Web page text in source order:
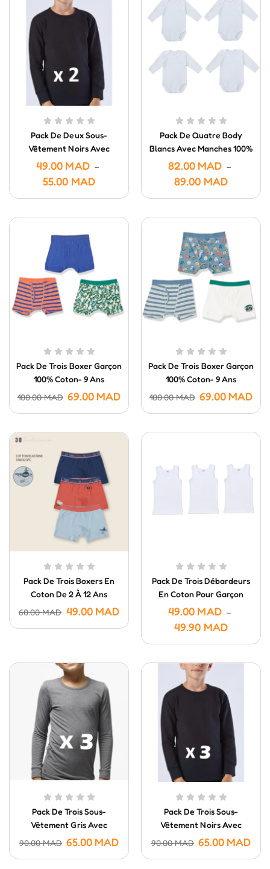
Pack De Deux Sous-
Vêtement Noirs Avec
Manches En Coton Pour
49.00 MAD –
55.00 MAD
Pack De Quatre Body
Blancs Avec Manches 100%
Coton
82.00 MAD –
89.00 MAD
Pack De Trois Boxer Garçon
100% Coton- 9 Ans
100.00MAD 69.00 MAD
Pack De Trois Boxer Garçon
100% Coton- 9 Ans
100.00MAD 69.00 MAD
Pack De Trois Boxers En
Coton De 2 À 12 Ans
60.00MAD 49.00 MAD
Pack De Trois Débardeurs
En Coton Pour Garçon
49.00 MAD –
49.90 MAD
Pack De Trois Sous-
Vêtement Gris Avec
Manches En Coton Pour
90.00MAD 65.00 MAD
Pack De Trois Sous-
Vêtement Noirs Avec
Manches En Coton Pour
90.00MAD 65.00 MAD